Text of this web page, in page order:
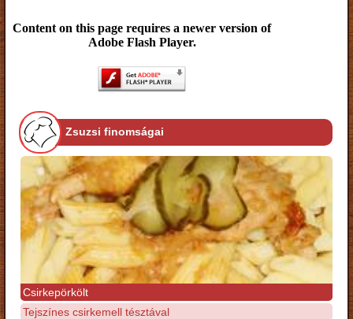
Content on this page requires a newer version of
Adobe Flash Player.
Zsuzsi finomságai
Csirkepörkölt
Tejszínes csirkemell tésztával